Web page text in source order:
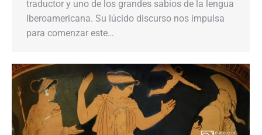
traductor y uno de los grandes sabios de la lengua
Iberoamericana. Su lúcido discurso nos impulsa
para comenzar este…